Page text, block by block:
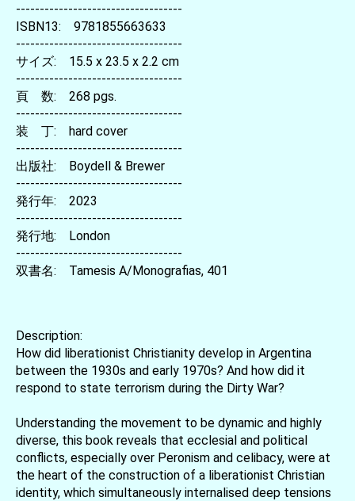
-----------------------------------
ISBN13: 9781855663633
-----------------------------------
サイズ: 15.5 x 23.5 x 2.2 cm
-----------------------------------
頁 数: 268 pgs.
-----------------------------------
装 丁: hard cover
-----------------------------------
出版社: Boydell & Brewer
-----------------------------------
発行年: 2023
-----------------------------------
発行地: London
-----------------------------------
双書名: Tamesis A/Monografias, 401
Description:
How did liberationist Christianity develop in Argentina
between the 1930s and early 1970s? And how did it
respond to state terrorism during the Dirty War?
Understanding the movement to be dynamic and highly
diverse, this book reveals that ecclesial and political
conflicts, especially over Peronism and celibacy, were at
the heart of the construction of a liberationist Christian
identity, which simultaneously internalised deep tensions